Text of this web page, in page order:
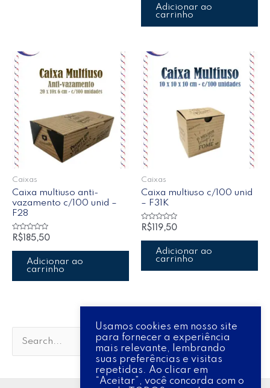
Adicionar ao
carrinho
Caixas
Caixa multiuso anti-
vazamento c/100 unid –
F28
Avaliação
de
R$ 185,50
Adicionar ao
carrinho
Caixas
Caixa multiuso c/100 unid
– F31K
Avaliação
de
R$ 119,50
Adicionar ao
carrinho
s
Usamos cookies em nosso site
para fornecer a experiência
mais relevante, lembrando
suas preferências e visitas
repetidas. Ao clicar em
“Aceitar”, você concorda com o